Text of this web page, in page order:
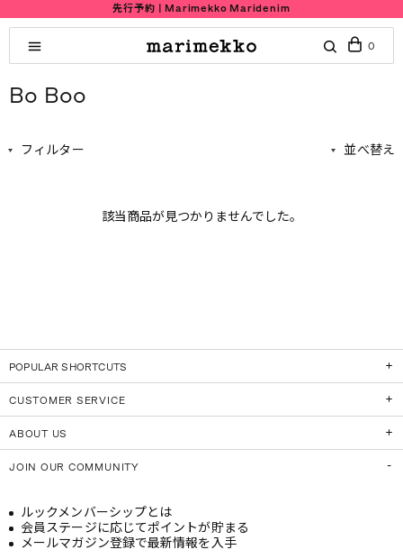
先行予約 | Marimekko Maridenim
0
Bo Boo
フィルター 並べ替え
該当商品が見つかりませんでした。
POPULAR SHORTCUTS
CUSTOMER SERVICE
ABOUT US
JOIN OUR COMMUNITY
ルックメンバーシップとは
会員ステージに応じてポイントが貯まる
メールマガジン登録で最新情報を入手